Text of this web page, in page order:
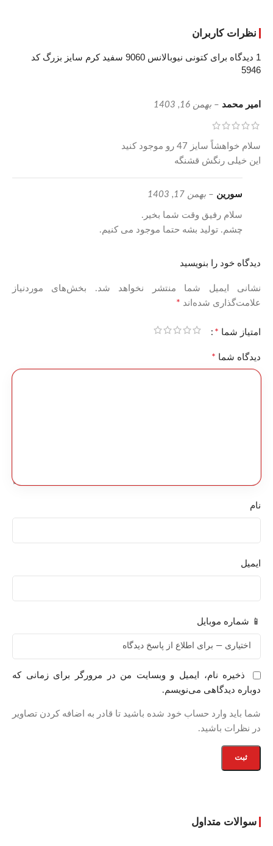
نظرات کاربران
1 دیدگاه برای
کتونی نیوبالانس 9060 سفید کرم سایز بزرگ کد
5946
امیر محمد – بهمن 16, 1403
سلام خواهشاً سایز 47 رو موجود کنید
این خیلی رنگش قشنگه
سورین – بهمن 17, 1403
سلام رفیق وقت شما بخیر.
چشم. تولید بشه حتما موجود می کنیم.
دیدگاه خود را بنویسید
نشانی ایمیل شما منتشر نخواهد شد.
بخش‌های موردنیاز
علامت‌گذاری شده‌اند *
امتیاز شما *
دیدگاه شما *
نام
ایمیل
📱 شماره موبایل
ذخیره نام، ایمیل و وبسایت من در مرورگر برای زمانی که
دوباره دیدگاهی می‌نویسم.
شما باید وارد حساب خود شده باشید تا قادر به اضافه کردن تصاویر
در نظرات باشید.
سوالات متداول